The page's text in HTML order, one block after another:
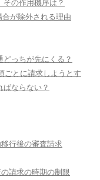
の作用機序は？
が除外される理由
っちが先にくる？
とに請求しようとす
ならない？
行後の審査請求
請求の時期の制限